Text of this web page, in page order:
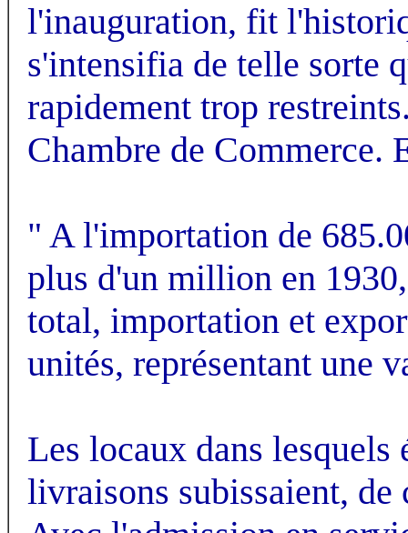
l'inauguration, fit
s'intensifia de telle sorte
rapidement trop
Chambre de Commerce.
" A l'importation de
plus d'un million en
total, importation et
unités, représentant une
Les locaux dans
livraisons subissaient, de